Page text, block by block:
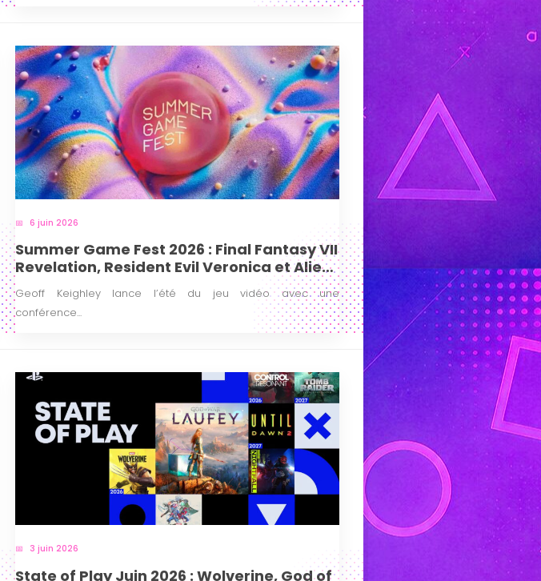
6 juin 2026
Summer Game Fest 2026 : Final Fantasy VII
Revelation, Resident Evil Veronica et Alien
Isolation 2 frappent fort !
Geoff Keighley lance l’été du jeu vidéo avec une
conférence...
3 juin 2026
State of Play Juin 2026 : Wolverine, God of